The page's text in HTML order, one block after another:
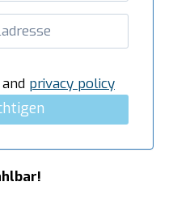
and privacy policy